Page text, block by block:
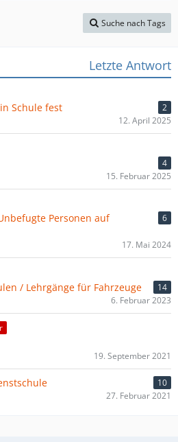
Suche nach Tags
Letzte Antwort
Schule fest
2
12. April 2025
4
15. Februar 2025
Personen auf
6
17. Mai 2024
/ Lehrgänge für Fahrzeuge
14
6. Februar 2023
19. September 2021
10
27. Februar 2021